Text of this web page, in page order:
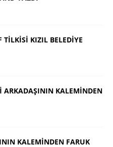
TİLKİSİ KIZIL BELEDİYE
ARKADAŞININ KALEMİNDEN
KALEMİNDEN FARUK